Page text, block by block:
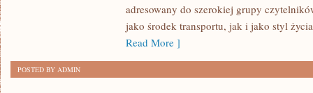
PORÓWNANIA
adresowany do szerokiej grupy
jako środek transportu, jak i jako styl
Read More ]
POSTED BY ADMIN